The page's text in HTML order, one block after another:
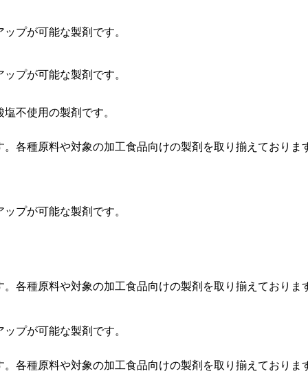
プが可能な製剤です。
プが可能な製剤です。
不使用の製剤です。
各種原料や対象の加工食品向けの製剤を取り揃えておりま
プが可能な製剤です。
各種原料や対象の加工食品向けの製剤を取り揃えておりま
プが可能な製剤です。
各種原料や対象の加工食品向けの製剤を取り揃えておりま